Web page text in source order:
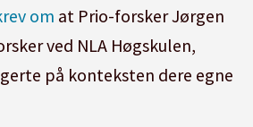
om at Prio-forsker Jørgen
ved NLA Høgskulen,
på konteksten dere egne